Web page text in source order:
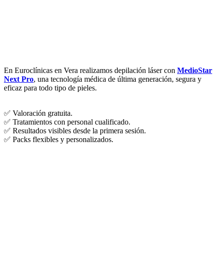
En Euroclínicas en Vera realizamos depilación láser con MedioStar
Next Pro, una tecnología médica de última generación, segura y
eficaz para todo tipo de pieles.
✅ Valoración gratuita.
✅ Tratamientos con personal cualificado.
✅ Resultados visibles desde la primera sesión.
✅ Packs flexibles y personalizados.